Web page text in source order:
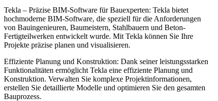
Tekla – Präzise BIM-Software für Bauexperten: Tekla bietet
hochmoderne BIM-Software, die speziell für die Anforderungen
von Bauingenieuren, Baumeistern, Stahlbauern und Beton-
Fertigteilwerken entwickelt wurde. Mit Tekla können Sie Ihre
Projekte präzise planen und visualisieren.
Effiziente Planung und Konstruktion: Dank seiner leistungsstarken
Funktionalitäten ermöglicht Tekla eine effiziente Planung und
Konstruktion. Verwalten Sie komplexe Projektinformationen,
erstellen Sie detaillierte Modelle und optimieren Sie den gesamten
Bauprozess.